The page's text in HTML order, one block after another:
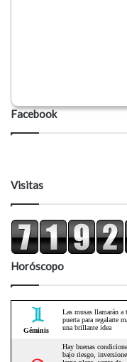
Facebook
Visitas
Horóscopo